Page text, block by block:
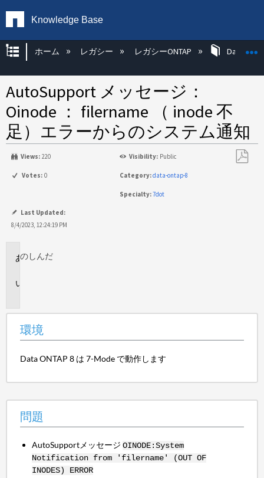
Knowledge Base
グローバル階層を展開/折りたたむ
ホーム レガシー レガシーONTAP Data
AutoSupport メッセージ：
Oinode ： filername （ inode 不
足）エラーからのシステム通知
Views: 220 Visibility: Public
Votes: 0 Category:data-ontap-8
Specialty:7dot
Last Updated:
8/4/2023, 12:24:19 PM
環
のしんだ
環境
Data ONTAP 8 は 7-Mode で動作します
問題
AutoSupportメッセージOINODE:System
Notification from 'filername' (OUT OF
INODES) ERROR